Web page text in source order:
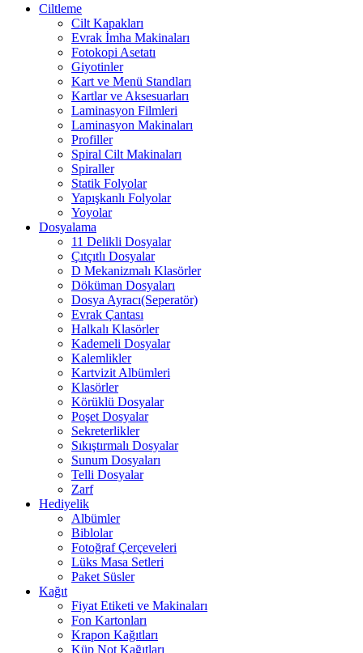
Ciltleme
Cilt Kapakları
Evrak İmha Makinaları
Fotokopi Asetatı
Giyotinler
Kart ve Menü Standları
Kartlar ve Aksesuarları
Laminasyon Filmleri
Laminasyon Makinaları
Profiller
Spiral Cilt Makinaları
Spiraller
Statik Folyolar
Yapışkanlı Folyolar
Yoyolar
Dosyalama
11 Delikli Dosyalar
Çıtçıtlı Dosyalar
D Mekanizmalı Klasörler
Döküman Dosyaları
Dosya Ayracı(Seperatör)
Evrak Çantası
Halkalı Klasörler
Kademeli Dosyalar
Kalemlikler
Kartvizit Albümleri
Klasörler
Körüklü Dosyalar
Poşet Dosyalar
Sekreterlikler
Sıkıştırmalı Dosyalar
Sunum Dosyaları
Telli Dosyalar
Zarf
Hediyelik
Albümler
Biblolar
Fotoğraf Çerçeveleri
Lüks Masa Setleri
Paket Süsler
Kağıt
Fiyat Etiketi ve Makinaları
Fon Kartonları
Krapon Kağıtları
Küp Not Kağıtları